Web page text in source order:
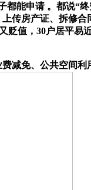
申请 。都说“
传房产证、拆
值，30户居平
减免、公共空间利